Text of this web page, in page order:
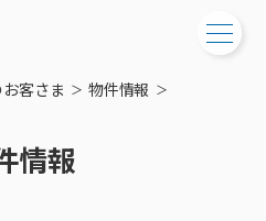
客さま
物件情報
情報